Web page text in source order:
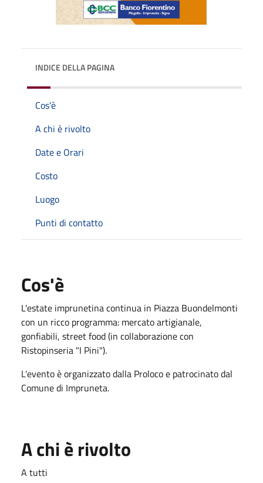
INDICE DELLA PAGINA
Cos'è
A chi è rivolto
Date e Orari
Costo
Luogo
Punti di contatto
Cos'è
L'estate imprunetina continua in Piazza Buondelmonti
con un ricco programma: mercato artigianale,
gonfiabili, street food (in collaborazione con
Ristopinseria "I Pini").
L'evento è organizzato dalla Proloco e patrocinato dal
Comune di Impruneta.
A chi è rivolto
A tutti